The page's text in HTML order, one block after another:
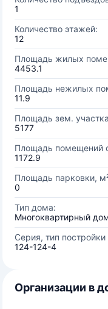
1
Количество этажей:
12
Площадь жилых
4453.1
Площадь нежилых
11.9
Площадь зем.
5177
Площадь помещений
1172.9
Площадь парковки,
0
Тип дома:
Многоквартирный
Серия, тип постройки
124-124-4
Организации в